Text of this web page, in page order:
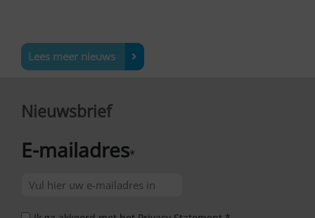
Lees meer nieuws
Nieuwsbrief
E-mailadres*